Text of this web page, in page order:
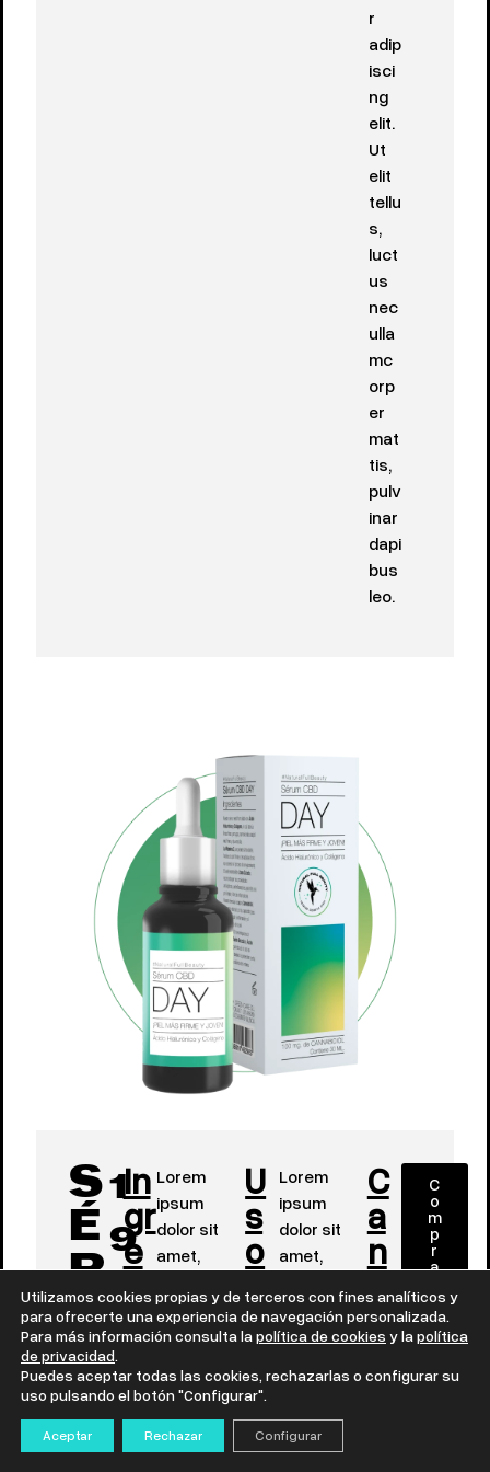
r
adip
isci
ng
elit.
Ut
elit
tellu
s,
luct
us
nec
ulla
mc
orp
er
mat
tis,
pulv
inar
dapi
bus
leo.
S
É
R
U
M
C
B
1
9
,
9
5
In
gr
e
di
e
nt
e
s
Lorem
ipsum
dolor sit
amet,
ur
adipiscing
tellus,
luctus nec
ullamcorpe
U
s
o
s
y
b
e
n
ef
Lorem
ipsum
dolor sit
amet,
ur
adipiscing
tellus,
ullamcorpe
C
a
n
a
bi
di
ol
C
o
m
p
r
a
el
p
r
o
u
Utilizamos cookies propias y de terceros con fines analíticos y
para ofrecerte una experiencia de navegación personalizada.
Para más información consulta lapolítica de cookies y lapolítica
de privacidad.
Puedes aceptar todas las cookies, rechazarlas o configurar su
uso pulsando el botón "Configurar".
Aceptar Rechazar Configurar